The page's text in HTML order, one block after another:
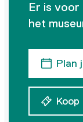
Er is voor
het
Plan